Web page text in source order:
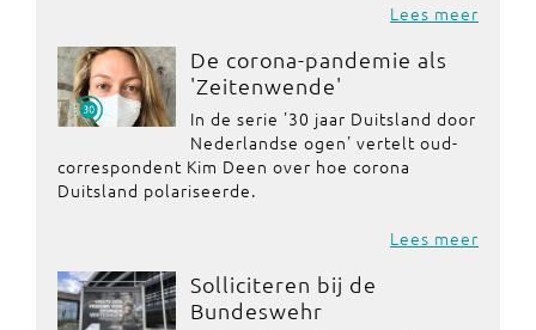
Lees meer
De corona-pandemie als
'Zeitenwende'
In de serie '30 jaar Duitsland door
Nederlandse ogen' vertelt oud-
correspondent Kim Deen over hoe corona
Duitsland polariseerde.
Lees meer
Solliciteren bij de
Bundeswehr